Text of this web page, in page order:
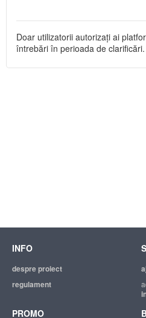
Doar utilizatorii autorizați ai
întrebări în perioada de clarificări.
INFO
despre proiect
regulament
PROMO